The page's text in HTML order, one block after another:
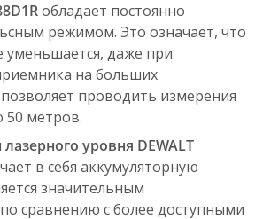
обладает постоянно
режимом. Это означает, что
уменьшается, даже при
на больших
позволяет проводить измерения
50 метров.
лазерного уровня DEWALT
в себя аккумуляторную
значительным
сравнению с более доступными